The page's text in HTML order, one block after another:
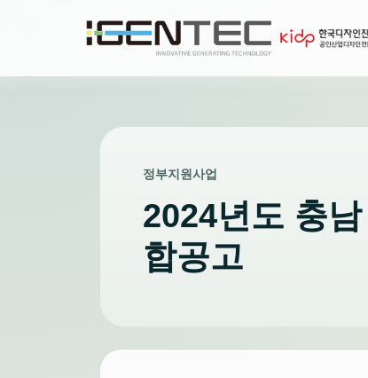
정부지원사업
2024년도 충
합공고